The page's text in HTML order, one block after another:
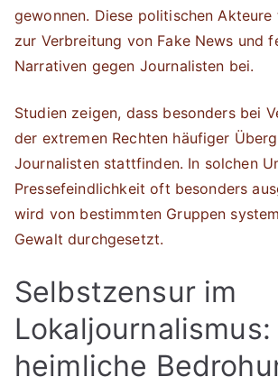
gewonnen. Diese politischen
zur Verbreitung von Fake News und
Narrativen gegen Journalisten bei.
Studien zeigen, dass besonders bei
der extremen Rechten häufiger
Journalisten stattfinden. In solchen
Pressefeindlichkeit oft besonders
wird von bestimmten Gruppen
Gewalt durchgesetzt.
Selbstzensur im
Lokaljournalismus:
heimliche